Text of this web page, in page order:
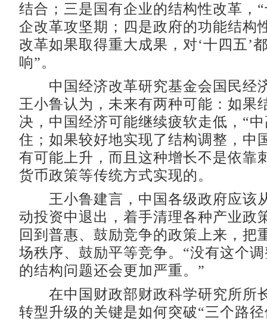
结合；三是国有企业的结构性改革，
企改革攻坚期；四是政府的功能结构
改革如果取得重大成果，对‘十四五’
响”。
中国经济改革研究基金会国民经
王小鲁认为，未来有两种可能：如果
决，中国经济可能继续疲软走低，“
住；如果较好地实现了结构调整，中
有可能上升，而且这种增长不是依靠
货币政策等传统方式实现的。
王小鲁建言，中国各级政府应该
动投资中退出，着手清理各种产业政
回到普惠、鼓励竞争的政策上来，把
场秩序、鼓励平等竞争。“没有这个
的结构问题还会更加严重。”
在中国财政部财政科学研究所所
转型升级的关键是如何突破“三个路